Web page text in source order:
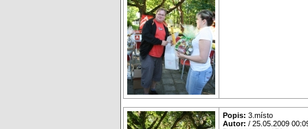
Popis: 3.místo
Autor: / 25.05.2009